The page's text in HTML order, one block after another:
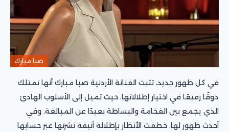
صبا مبارك
في كل ظهور جديد، تثبت الفنانة الأردنية صبا مبارك أنها تمتلك
ذوقًا رفيعًا في اختيار إطلالاتها، حيث تميل إلى الأسلوب الهادئ
الذي يجمع بين الفخامة والبساطة بعيدًا عن المبالغة. وفي
أحدث ظهور لها، خطفت الأنظار بإطلالة أنيقة نشرتها عبر حسابها